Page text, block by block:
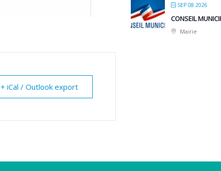
+ iCal / Outlook export
SEP 08 2026
CONSEIL
Mairie